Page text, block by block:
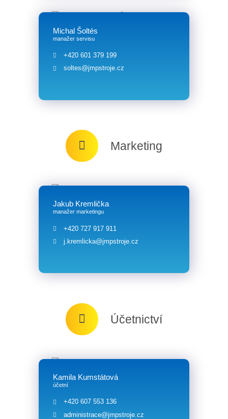
Michal Šoltés
manažer servisu
+420 601 379 199
soltes@jmpstroje.cz
Marketing
Jakub Kremlička
manažer marketingu
+420 727 917 911
j.kremlicka@jmpstroje.cz
Účetnictví
Kamila Kumstátová
účetní
+420 607 553 136
administrace@jmpstroje.cz